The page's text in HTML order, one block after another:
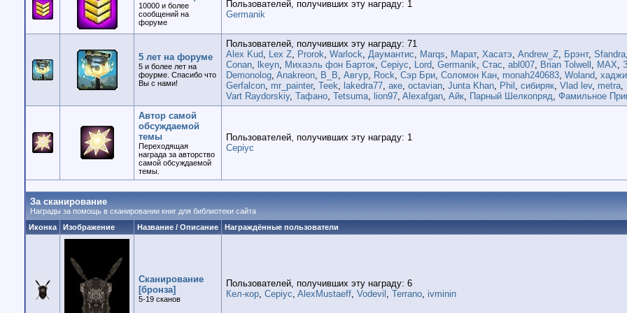
10000 и более
сообщений на
форуме
Пользователей, получивших эту награду: 1
Germanik
5 лет на форуме
5 и более лет на
фоурме. Спасибо что
Вы с нами!
Пользователей, получивших эту награду: 71
Alex Kud, Lex Z, Prorok, Warlock, Даумантис, Marqs, Марат, Хасатэ, Andrew_Z, Брэнт, Sfandra
Conan, lkeyn, Михаэль фон Барток, Cepiyc, Lord, Germanik, Стас, abl007, Brian Tolwell , MAX,
Demonolog, Anakreon, B_B, Авгур, Rock, Сэр Бри, Соломон Кан, monah240683, Woland,
Gerfalcon, mr_painter, Teek, lakedra77, аке, octavian, Junta Khan, Phil , сибиряк, Vlad lev, metra,
Vart Raydorskiy, Тафано, Tetsuma, lion97, Alexafgan, Айк, Парный Шелкопряд, Фамильное
Автор самой
обсуждаемой
темы
Переходящая
награда за авторство
самой обсуждаемой
темы.
Пользователей, получивших эту награду: 1
Cepiyc
За сканирование
Награды за помощь в сканировании книг для библиотеки сайта
Иконка
Изображение Название / Описание Награждённые пользователи
Сканирование
[бронза]
5-19 cканов
Пользователей, получивших эту награду: 6
Кел-кор, Cepiyc, AlexMustaeff, Vodevil , Terrano, ivminin